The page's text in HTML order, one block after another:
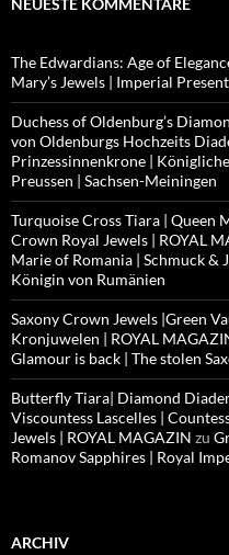
NEUESTE KOMMENTARE
The Edwardians: Age of
Mary’s Jewels | Imperial
Duchess of Oldenburg’s
von Oldenburgs Hochzeits
Prinzessinnenkrone |
Preussen | Sachsen-Meiningen
Turquoise Cross Tiara | Queen
Crown Royal Jewels | ROYAL
Marie of Romania | Schmuck &
Königin von Rumänien
Saxony Crown Jewels |Green
Kronjuwelen | ROYAL
Glamour is back | The stolen
Butterfly Tiara| Diamond
Viscountess Lascelles |
Jewels | ROYAL MAGAZIN zu
Romanov Sapphires | Royal
ARCHIV